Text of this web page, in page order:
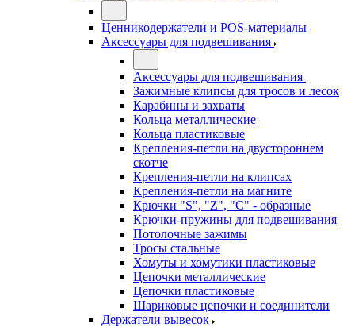
Ценникодержатели и POS-материалы
Аксессуары для подвешивания
Аксессуары для подвешивания
Зажимные клипсы для тросов и лесок
Карабины и захваты
Кольца металлические
Кольца пластиковые
Крепления-петли на двустороннем
скотче
Крепления-петли на клипсах
Крепления-петли на магните
Крючки "S", "Z", "C" - образные
Крючки-пружины для подвешивания
Потолочные зажимы
Тросы стальные
Хомуты и хомутики пластиковые
Цепочки металлические
Цепочки пластиковые
Шариковые цепочки и соединители
Держатели вывесок